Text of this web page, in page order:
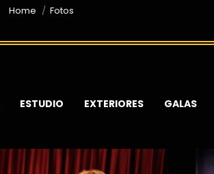
You are here:
Home Fotos
ESTUDIO EXTERIORES GALAS